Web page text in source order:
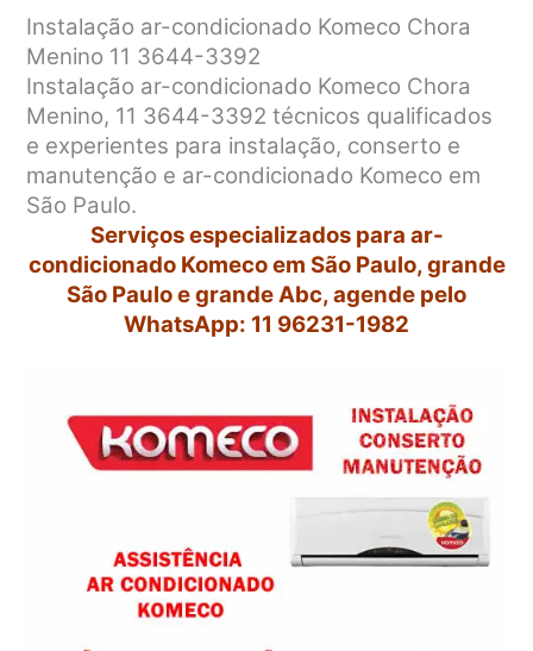
Instalação ar-condicionado Komeco Chora
Menino 11 3644-3392
Instalação ar-condicionado Komeco Chora
Menino, 11 3644-3392 técnicos qualificados
e experientes para instalação, conserto e
manutenção e ar-condicionado Komeco em
São Paulo.
Serviços especializados para ar-
condicionado Komeco em São Paulo, grande
São Paulo e grande Abc, agende pelo
WhatsApp: 11 96231-1982